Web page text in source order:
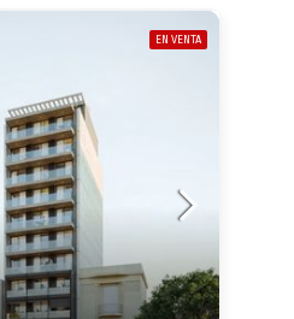
EN VENTA